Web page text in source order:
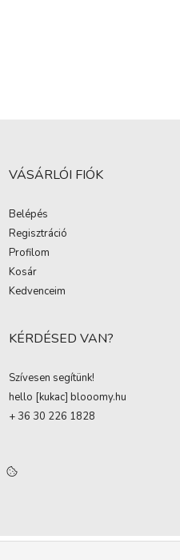
VÁSÁRLÓI FIÓK
Belépés
Regisztráció
Profilom
Kosár
Kedvenceim
KÉRDÉSED VAN?
Szívesen segítünk!
hello [kukac] blooomy.hu
+ 36 30 226 1828